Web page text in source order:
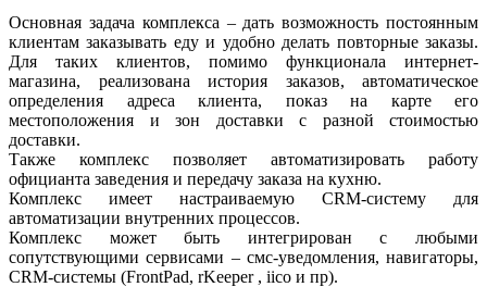
Основная задача комплекса – дать возможность постоянным
клиентам заказывать еду и удобно делать повторные заказы.
Для таких клиентов, помимо функционала интернет-
магазина, реализована история заказов, автоматическое
определения адреса клиента, показ на карте его
местоположения и зон доставки с разной стоимостью
доставки.
Также комплекс позволяет автоматизировать работу
официанта заведения и передачу заказа на кухню.
Комплекс имеет настраиваемую CRM-систему для
автоматизации внутренних процессов.
Комплекс может быть интегрирован с любыми
сопутствующими сервисами – смс-уведомления, навигаторы,
CRM-системы (FrontPad, rKeeper , iico и пр).